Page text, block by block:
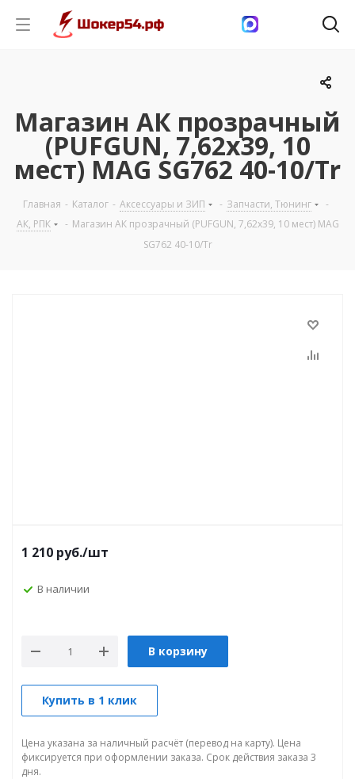
Магазин АК прозрачный
(PUFGUN, 7,62х39, 10
мест) MAG SG762 40-10/Tr
Главная - Каталог - Аксессуары и ЗИП - Запчасти, Тюнинг
-
АК, РПК
- Магазин АК прозрачный (PUFGUN, 7,62х39, 10 мест) MAG
SG762 40-10/Tr
1 210 руб./шт
В наличии
В корзину
Купить в 1 клик
Цена указана за наличный расчёт (перевод на карту). Цена
фиксируется при оформлении заказа. Срок действия заказа 3
дня.